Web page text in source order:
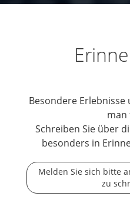
Besondere
man
Schreiben Sie über
besonders in
Melden Sie sich bitte
zu